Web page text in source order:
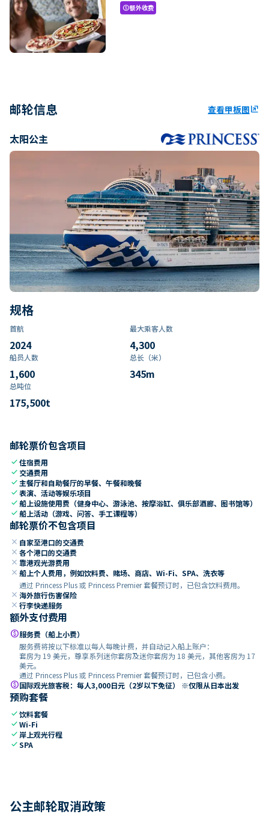
paid额外收费
邮轮信息 查看甲板图ungroup
太阳公主
规格
首航
2024
最大乘客人数
4,300
船员人数
1,600
总长（米）
345m
总吨位
175,500t
邮轮票价包含项目
check住宿费用
check 交通费用
check 主餐厅和自助餐厅的早餐、午餐和晚餐
check表演、活动等娱乐项目
check船上设施使用费（健身中心、游泳池、按摩浴缸、俱乐部酒廊、图书馆等）
check船上活动（游戏、问答、手工课程等）
邮轮票价不包含项目
close 自家至港口的交通费
close 各个港口的交通费
close 靠港观光游费用
close 船上个人费用，例如饮料费、赌场、商店、Wi-Fi、SPA、洗衣等
通过 Princess Plus 或 Princess Premier 套餐预订时，已包含饮料费用。
close 海外旅行伤害保险
close 行李快递服务
额外支付费用
paid服务费（船上小费）
服务费将按以下标准以每人每晚计费，并自动记入船上账户：
套房为 19 美元，尊享系列迷你套房及迷你套房为 18 美元，其他客房为 17
美元。
通过 Princess Plus 或 Princess Premier 套餐预订时，已包含小费。
paid国际观光旅客税：每人3,000日元（2岁以下免征） ※仅限从日本出发
预购套餐
check饮料套餐
checkWi-Fi
check 岸上观光行程
checkSPA
公主邮轮取消政策